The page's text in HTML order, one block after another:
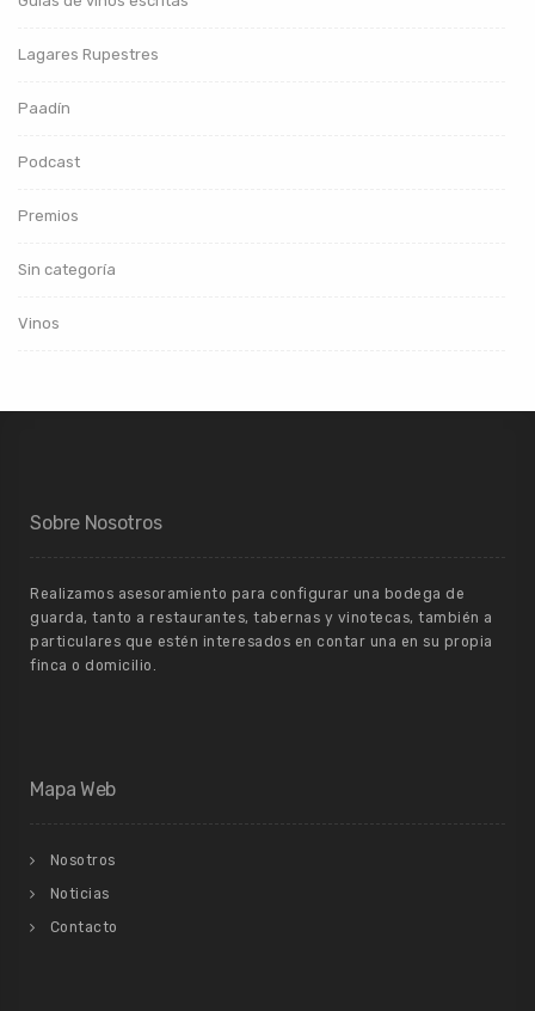
Lagares Rupestres
Paadín
Podcast
Premios
Sin categoría
Vinos
Sobre Nosotros
Realizamos asesoramiento para configurar una bodega de
guarda, tanto a restaurantes, tabernas y vinotecas, también a
particulares que estén interesados en contar una en su propia
finca o domicilio.
Mapa Web
Nosotros
Noticias
Contacto